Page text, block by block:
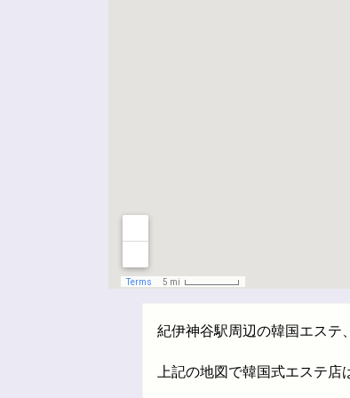
紀伊神谷駅周辺の韓国エステ
上記の地図で韓国式エステ